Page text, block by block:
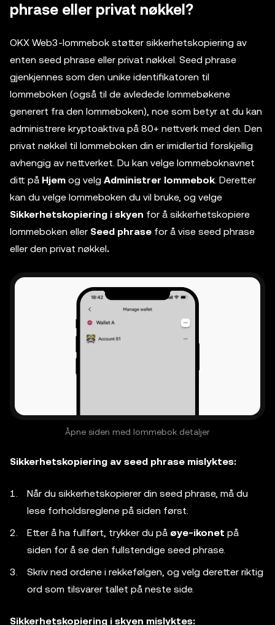
phrase eller privat nøkkel?
OKX Web3-lommebok støtter sikkerhetskopiering av
enten seed phrase eller privat nøkkel. Seed phrase
gjenkjennes som den unike identifikatoren til
lommeboken (også til de avledede lommebøkene
generert fra den lommeboken), noe som betyr at du kan
administrere kryptoaktiva på 80+ nettverk med den. Den
privat nøkkel til lommeboken din er imidlertid forskjellig
avhengig av nettverket. Du kan velge lommeboknavnet
ditt på Hjem og velg Administrer lommebok . Deretter
kan du velge lommeboken du vil bruke, og velge
Sikkerhetskopiering i skyen for å sikkerhetskopiere
lommeboken eller Seed phrase for å vise seed phrase
eller den privat nøkkel.
Åpne siden med lommebok detaljer
Sikkerhetskopiering av seed phrase mislyktes:
Når du sikkerhetskopierer din seed phrase, må du
lese forholdsreglene på siden først.
Etter å ha fullført, trykker du på øye-ikonet på
siden for å se den fullstendige seed phrase.
Skriv ned ordene i rekkefølgen, og velg deretter riktig
ord som tilsvarer tallet på neste side.
Sikkerhetskopiering i skyen mislyktes: